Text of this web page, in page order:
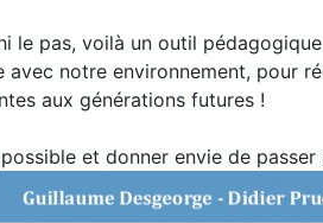
le pas, voilà un outil
avec notre environnement, pour
aux générations futures !
et donner envie de